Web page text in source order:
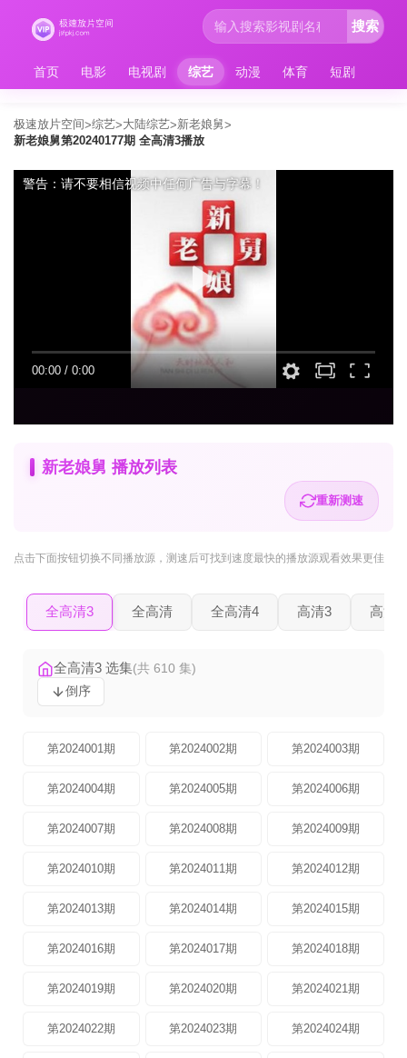
首页 电影 电视剧 综艺 动漫 体育 短剧
搜索
极速放片空间>综艺>大陆综艺>新老娘舅>
新老娘舅第20240177期 全高清3播放
00:00 / 0:00
警告：请不要相信视频中任何广告与字幕！
新老娘舅 播放列表
重新测速
点击下面按钮切换不同播放源 ，测速后可找到速度最快的播放源观看效果更佳
全高清3 全高清 全高清4 高清3 高清2
全高清3 选集(共 610 集)
倒序
第2024001期 第2024002期 第2024003期
第2024004期 第2024005期 第2024006期
第2024007期 第2024008期 第2024009期
第2024010期 第2024011期 第2024012期
第2024013期 第2024014期 第2024015期
第2024016期 第2024017期 第2024018期
第2024019期 第2024020期 第2024021期
第2024022期 第2024023期 第2024024期